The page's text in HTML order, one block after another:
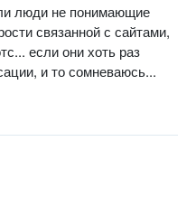
люди не понимающие
связанной с сайтами,
если они хоть раз
и то сомневаюсь...